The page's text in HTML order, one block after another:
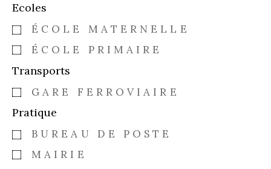
Ecoles
ÉCOLE MATERNELLE
ÉCOLE PRIMAIRE
Transports
GARE FERROVIAIRE
Pratique
BUREAU DE POSTE
MAIRIE